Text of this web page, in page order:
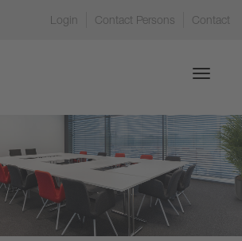
Login Contact Persons Contact
Toggle